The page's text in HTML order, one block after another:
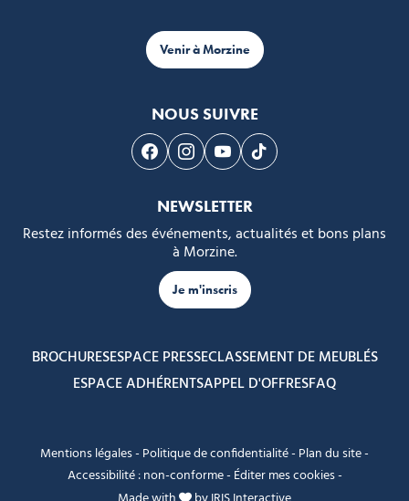
Venir à Morzine
NOUS SUIVRE
Suivez-nous sur Facebook
Suivez-nous sur Instagram
Suivez-nous sur Youtube
Suivez-nous sur
NEWSLETTER
Restez informés des événements, actualités et bons plans
à Morzine.
Je m'inscris
BROCHURESESPACE PRESSECLASSEMENT DE MEUBLÉS
ESPACE ADHÉRENTSAPPEL D'OFFRESFAQ
Mentions légales- Politique de confidentialité- Plan du site-
Accessibilité : non-conforme- Éditer mes cookies-